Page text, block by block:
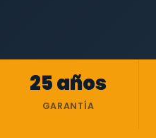
25 años
GARANTÍA